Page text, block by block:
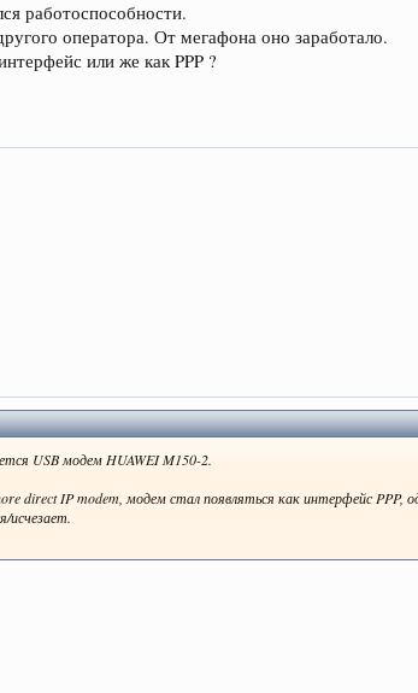
работоспособности.
оператора. От мегафона оно заработало.
или же как PPP ?
USB модем HUAWEI M150-2.
direct IP modem, модем стал появляться как интерфейс PPP,